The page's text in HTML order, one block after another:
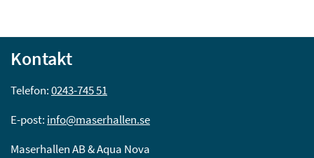
Kontakt
Telefon: 0243-745 51
E-post: info@maserhallen.se
Maserhallen AB & Aqua Nova